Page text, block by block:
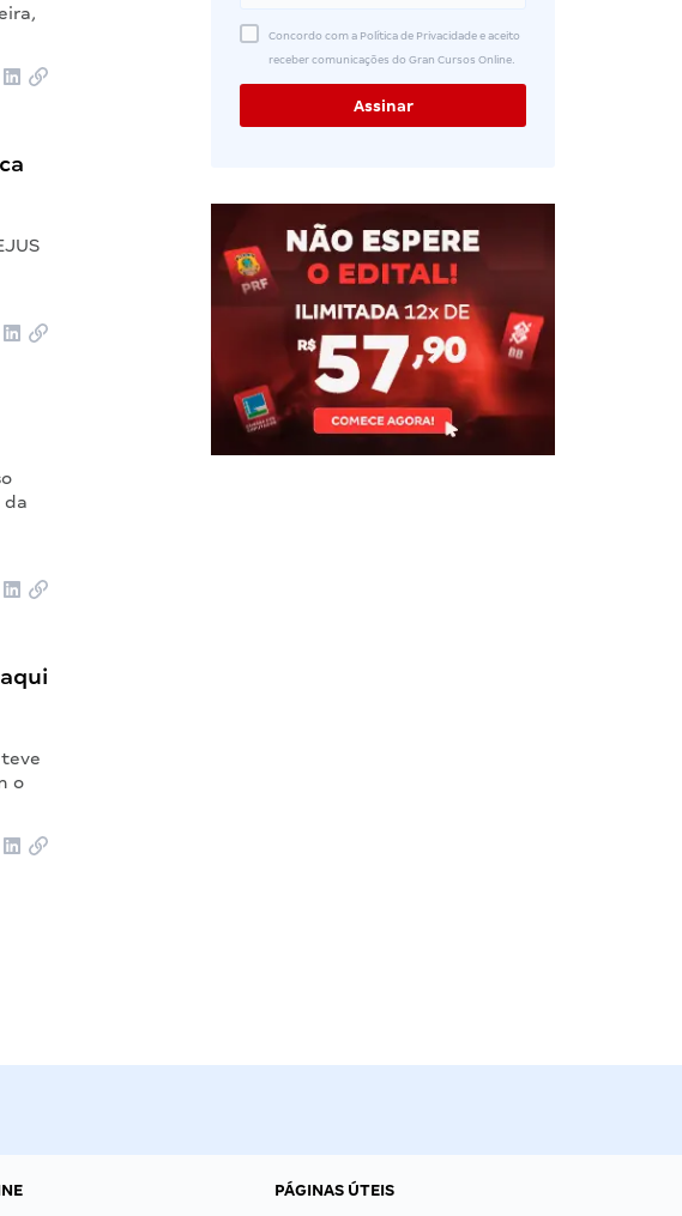
da
o
Concordo com a Política de Privacidade e aceito
receber comunicações do Gran Cursos Online.
PÁGINAS ÚTEIS